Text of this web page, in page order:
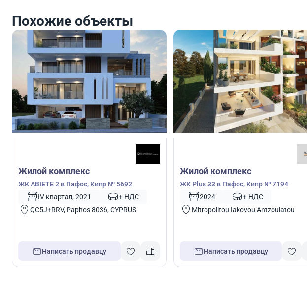
Похожие объекты
Жилой комплекс
ЖК ABIETE 2 в Пафос, Кипр № 5692
IV квартал, 2021
+ НДС
QC5J+RRV, Paphos 8036, CYPRUS
Написать продавцу
Жилой комплекс
ЖК Plus 33 в Пафос, Кипр № 7194
2024
+ НДС
Mitropolitou Iakovou Antzoulatou
Написать продавцу